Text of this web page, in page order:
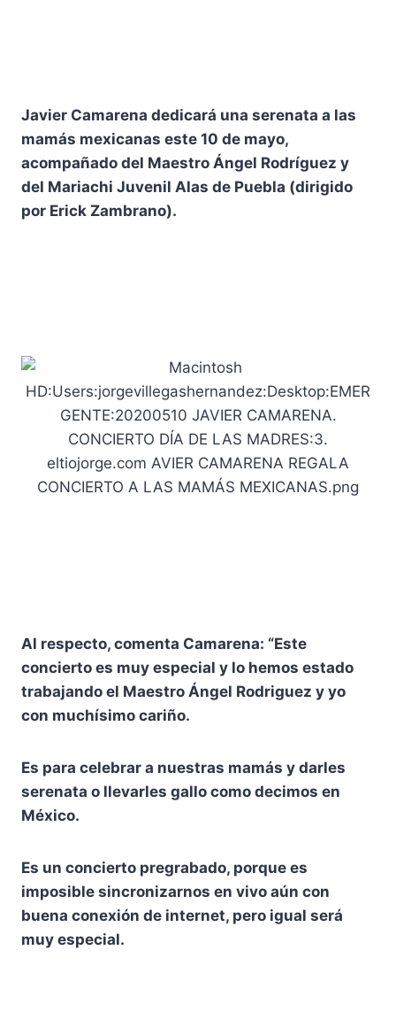
Javier Camarena dedicará una serenata a las
mamás mexicanas este 10 de mayo,
acompañado del Maestro Ángel Rodríguez y
del Mariachi Juvenil Alas de Puebla (dirigido
por Erick Zambrano).
Al respecto, comenta Camarena: “Este
concierto es muy especial y lo hemos estado
trabajando el Maestro Ángel Rodriguez y yo
con muchísimo cariño.
Es para celebrar a nuestras mamás y darles
serenata o llevarles gallo como decimos en
México.
Es un concierto pregrabado, porque es
imposible sincronizarnos en vivo aún con
buena conexión de internet, pero igual será
muy especial.